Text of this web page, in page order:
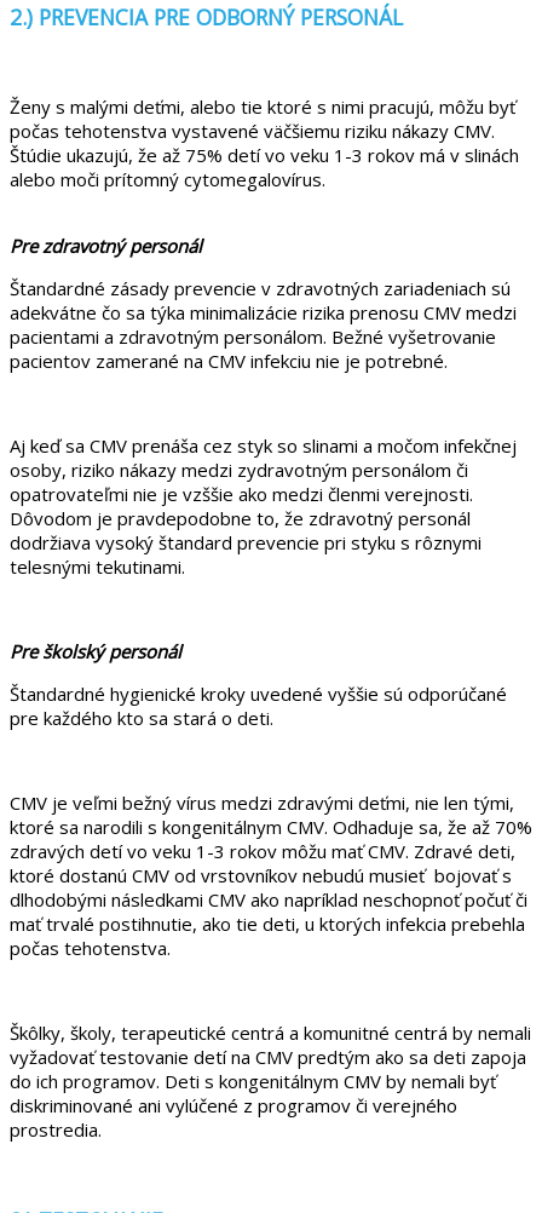
2.) PREVENCIA PRE ODBORNÝ PERSONÁL
Ženy s malými deťmi, alebo tie ktoré s nimi pracujú, môžu byť
počas tehotenstva vystavené väčšiemu riziku nákazy CMV.
Štúdie ukazujú, že až 75% detí vo veku 1-3 rokov má v slinách
alebo moči prítomný cytomegalovírus.
Pre zdravotný personál
Štandardné zásady prevencie v zdravotných zariadeniach sú
adekvátne čo sa týka minimalizácie rizika prenosu CMV medzi
pacientami a zdravotným personálom. Bežné vyšetrovanie
pacientov zamerané na CMV infekciu nie je potrebné.
Aj keď sa CMV prenáša cez styk so slinami a močom infekčnej
osoby, riziko nákazy medzi zydravotným personálom či
opatrovateľmi nie je vzššie ako medzi členmi verejnosti.
Dôvodom je pravdepodobne to, že zdravotný personál
dodržiava vysoký štandard prevencie pri styku s rôznymi
telesnými tekutinami.
Pre školský personál
Štandardné hygienické kroky uvedené vyššie sú odporúčané
pre každého kto sa stará o deti.
CMV je veľmi bežný vírus medzi zdravými deťmi, nie len tými,
ktoré sa narodili s kongenitálnym CMV. Odhaduje sa, že až 70%
zdravých detí vo veku 1-3 rokov môžu mať CMV. Zdravé deti,
ktoré dostanú CMV od vrstovníkov nebudú musieť bojovať s
dlhodobými následkami CMV ako napríklad neschopnoť počuť či
mať trvalé postihnutie, ako tie deti, u ktorých infekcia prebehla
počas tehotenstva.
Škôlky, školy, terapeutické centrá a komunitné centrá by nemali
vyžadovať testovanie detí na CMV predtým ako sa deti zapoja
do ich programov. Deti s kongenitálnym CMV by nemali byť
diskriminované ani vylúčené z programov či verejného
prostredia.